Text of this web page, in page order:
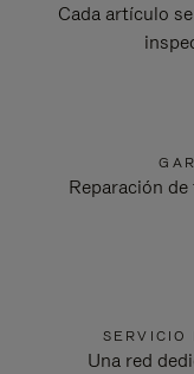
Cada artículo
Reparación
SERVICIO
Una red